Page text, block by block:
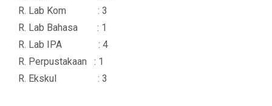
R. Lab Kom : 3
R. Lab Bahasa : 1
R. Lab IPA : 4
R. Perpustakaan : 1
R. Ekskul : 3